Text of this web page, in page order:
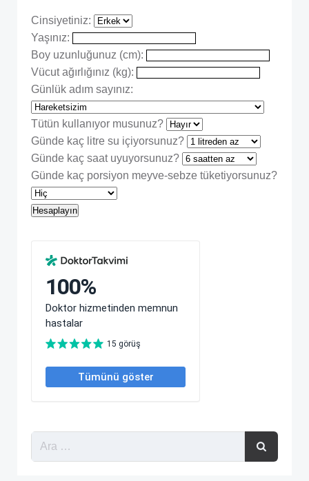
Cinsiyetiniz:
Yaşınız:
Boy uzunluğunuz (cm):
Vücut ağırlığınız (kg):
Günlük adım sayınız:
Tütün kullanıyor musunuz?
Günde kaç litre su içiyorsunuz?
Günde kaç saat uyuyorsunuz?
Günde kaç porsiyon meyve-sebze tüketiyorsunuz?
Hesaplayın